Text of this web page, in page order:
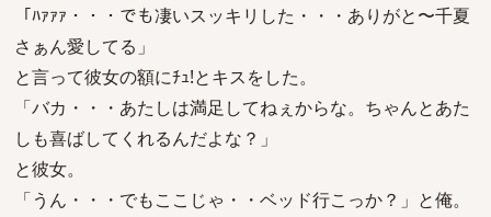
「ﾊｧｧｧ・・・でも凄いスッキリした・・・ありがと〜千夏
さぁん愛してる」
と言って彼女の額にﾁｭ!とキスをした。
「バカ・・・あたしは満足してねぇからな。ちゃんとあた
しも喜ばしてくれるんだよな？」
と彼女。
「うん・・・でもここじゃ・・ベッド行こっか？」と俺。